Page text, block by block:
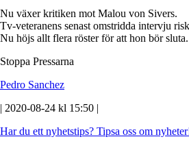
Nu växer kritiken mot Malou von Sivers.
Tv-veteranens senast omstridda intervju
Nu höjs allt flera röster för att hon bör sluta.
Stoppa Pressarna
Pedro Sanchez
| 2020-08-24 kl 15:50 |
Har du ett nyhetstips? Tipsa oss om